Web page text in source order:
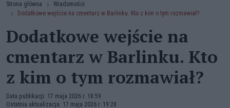
Strona główna
Wiadomości
Dodatkowe wejście na cmentarz w Barlinku. Kto z kim o tym rozmawiał?
Dodatkowe wejście na
cmentarz w Barlinku. Kto
z kim o tym rozmawiał?
Data publikacji: 17 maja 2026 r. 18:59
Ostatnia aktualizacja: 17 maja 2026 r. 19:28